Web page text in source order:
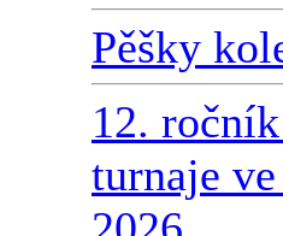
Pěšky
12.
turnaje